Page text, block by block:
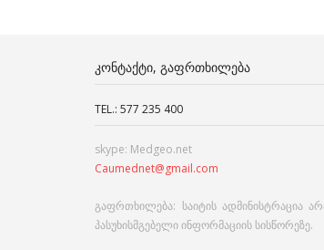
ᲙᲝᲜᲢᲐᲥᲢᲘ, ᲒᲐᲤᲠᲗᲮᲘᲚᲔᲑᲐ
TEL.: 577 235 400
skype: Medgeo.net
Caumednet@gmail.com
გაფრთხილება: საიტის ადმინისტრაცია
პასუხისმგებელი ინფორმაციის სისწორეზე.